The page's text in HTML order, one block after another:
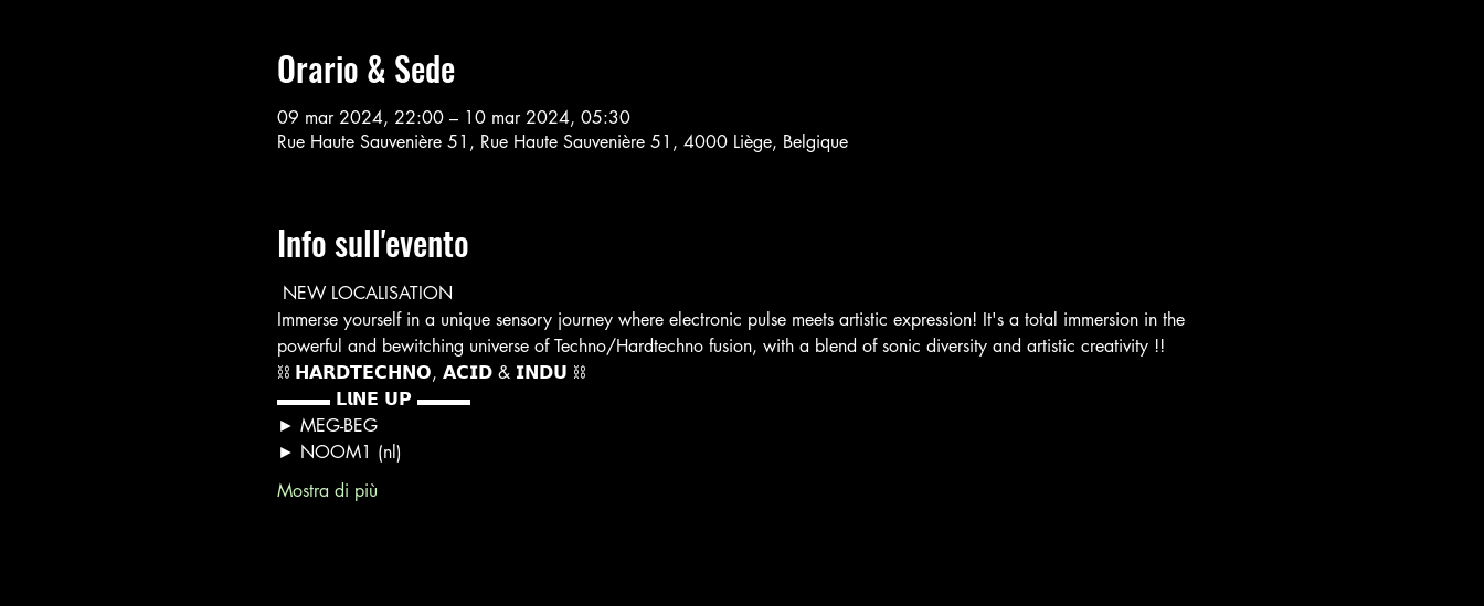
Orario & Sede
09 mar 2024, 22:00 – 10 mar 2024, 05:30
Rue Haute Sauvenière 51, Rue Haute Sauvenière 51, 4000 Liège, Belgique
Info sull'evento
NEW LOCALISATION
Immerse yourself in a unique sensory journey where electronic pulse meets artistic expression! It's a total immersion in the
powerful and bewitching universe of Techno/Hardtechno fusion, with a blend of sonic diversity and artistic creativity !!
⛓️ 𝗛𝗔𝗥𝗗𝗧𝗘𝗖𝗛𝗡𝗢, 𝗔𝗖𝗜𝗗 & 𝗜𝗡𝗗𝗨 ⛓️
▬▬▬ 𝗟𝗹𝗡𝗘 𝗨𝗣 ▬▬▬
► MEG-BEG
► NOOM1 (nl)
Mostra di più